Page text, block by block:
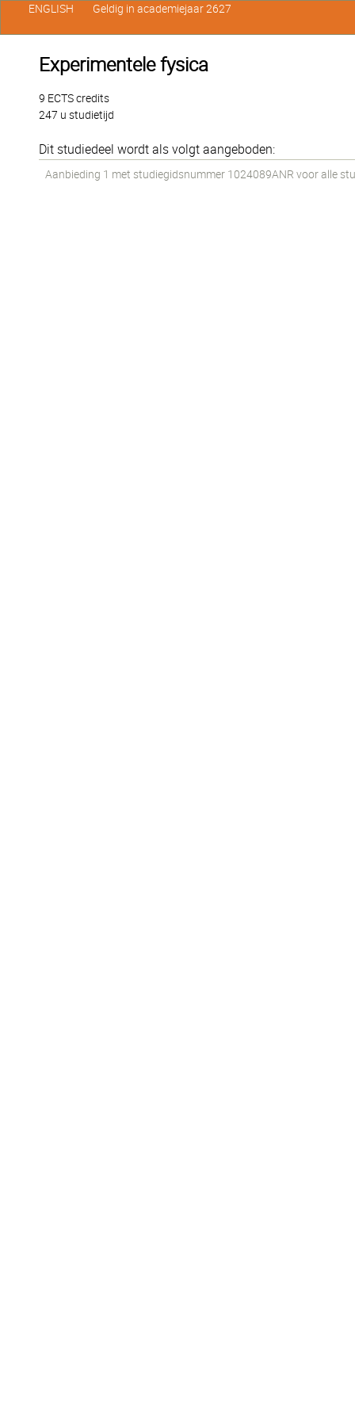
Experimentele fysica
9 ECTS credits
247 u studietijd
Dit studiedeel wordt als volgt aangeboden:
Aanbieding 1 met studiegidsnummer 1024089ANR voor alle
ENGLISH Geldig in academiejaar 2627